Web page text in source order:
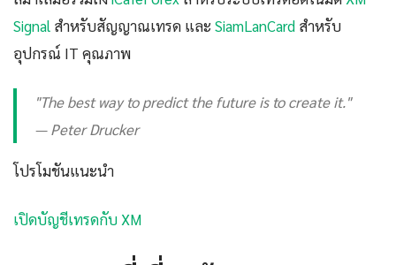
Signal สำหรับสัญญาณเทรด และ SiamLanCard สำหรับ
อุปกรณ์ IT คุณภาพ
"The best way to predict the future is to create it."
— Peter Drucker
โปรโมชันแนะนำ
เปิดบัญชีเทรดกับ XM